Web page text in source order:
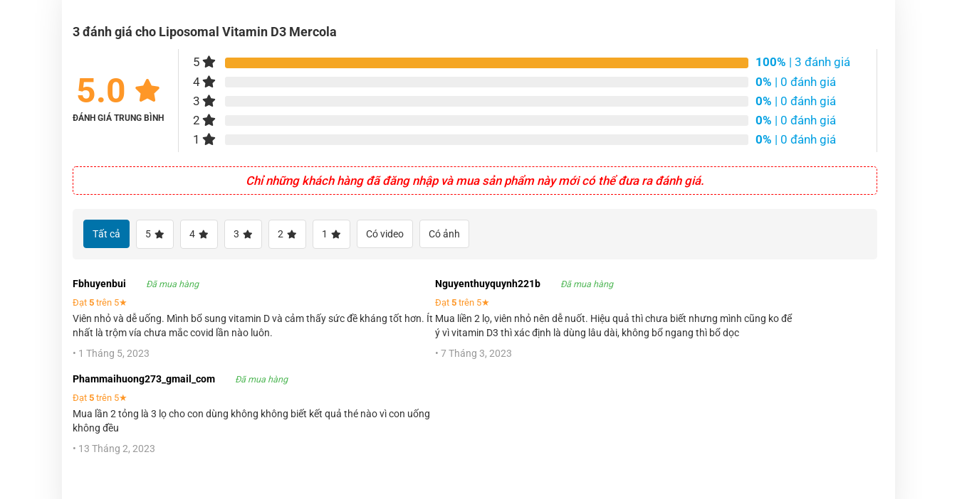
3 đánh giá cho Liposomal Vitamin D3 Mercola
5.0
ĐÁNH GIÁ TRUNG BÌNH
5 100% | 3 đánh giá
4
0% | 0 đánh giá
3
0% | 0 đánh giá
2
0% | 0 đánh giá
1
0% | 0 đánh giá
Chỉ những khách hàng đã đăng nhập và mua sản phẩm này mới có thể đưa ra đánh giá.
Tất cả 5 4 3 2 1 Có video Có ảnh
Fbhuyenbui
Đã mua hàng
Đạt 5 trên 5★
Viên nhỏ và dễ uống. Mình bổ sung vitamin D và cảm thấy sức đề kháng tốt hơn. Ít
nhất là trộm vía chưa mắc covid lần nào luôn.
• 1 Tháng 5, 2023
Nguyenthuyquynh221b
Đã mua hàng
Đạt 5trên 5★
Mua liền 2 lọ, viên nhỏ nên dễ nuốt. Hiệu quả thì chưa biết nhưng mình cũng ko để
ý vì vitamin D3 thì xác định là dùng lâu dài, không bổ ngang thì bổ dọc
• 7 Tháng 3, 2023
Phammaihuong273_gmail_com
Đã mua hàng
Đạt 5 trên 5★
Mua lần 2 tỏng là 3 lọ cho con dùng không không biết kết quả thé nào vì con uống
không đều
• 13 Tháng 2, 2023